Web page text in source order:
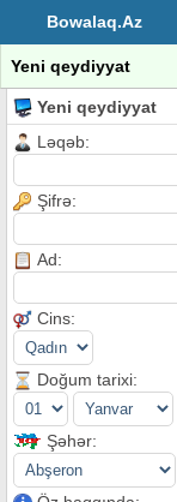
Bowalaq.Az
Yeni qeydiyyat
Yeni qeydiyyat
Ləqəb:
Şifrə:
Ad:
Cins:
Doğum tarixi:
Şəhər: